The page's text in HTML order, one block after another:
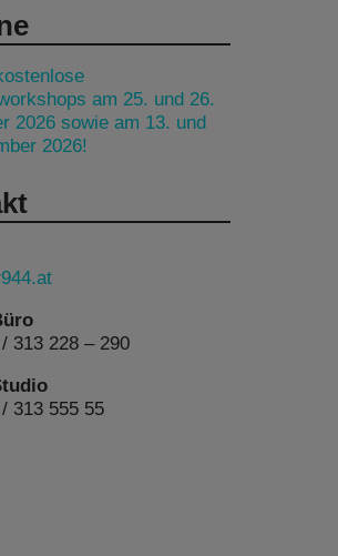
am 25. und 26.
2026 sowie am 13. und
2026!
313 228 – 290
313 555 55